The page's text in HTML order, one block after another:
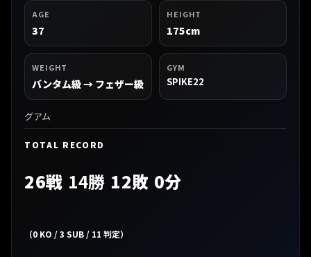
AGE
37
HEIGHT
175cm
WEIGHT
バンタム級 → フェザー級
GYM
SPIKE22
グアム
TOTAL RECORD
26戦 14勝 12敗 0分
（0 KO / 3 SUB / 11 判定）